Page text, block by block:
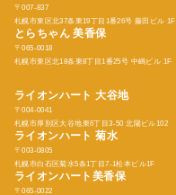
〒007-837
札幌市東区北37条東19丁目1番26号 藤田ビル 1F
とらちゃん 美香保
〒065-0018
札幌市東区北18条東8丁目1番25号 中嶋ビル 1F
ライオンハート 大谷地
〒004-0041
札幌市厚別区大谷地東6丁目3-50 北陽ビル102
ライオンハート 菊水
〒003-0805
札幌市白石区菊水5条1丁目7-1松本ビル1F
ライオンハート美香保
〒065-0022